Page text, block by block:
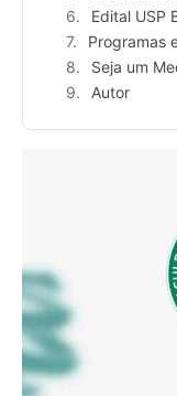
Edital USP
Programas
Seja um
Autor